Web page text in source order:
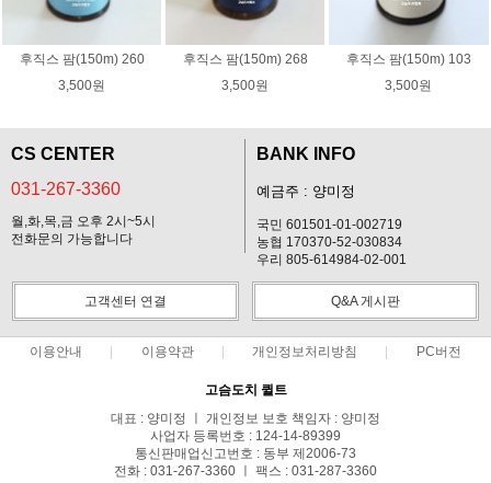
후직스 팜(150m) 260
3,500원
후직스 팜(150m) 268
3,500원
후직스 팜(150m) 103
3,500원
CS CENTER
031-267-3360
월,화,목,금 오후 2시~5시
전화문의 가능합니다
BANK INFO
예금주 : 양미정
국민 601501-01-002719
농협 170370-52-030834
우리 805-614984-02-001
고객센터 연결 Q&A 게시판
이용안내 이용약관 개인정보처리방침 PC버전
고슴도치 퀼트
대표 : 양미정 ㅣ 개인정보 보호 책임자 : 양미정
사업자 등록번호 : 124-14-89399
통신판매업신고번호 : 동부 제2006-73
전화 : 031-267-3360 ㅣ 팩스 : 031-287-3360